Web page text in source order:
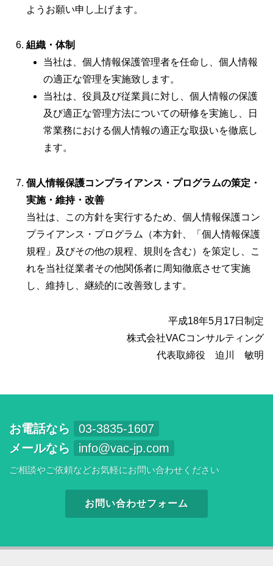
ようお願い申し上げます。
組織・体制
当社は、個人情報保護管理者を任命し、個人情報
の適正な管理を実施致します。
当社は、役員及び従業員に対し、個人情報の保護
及び適正な管理方法についての研修を実施し、日
常業務における個人情報の適正な取扱いを徹底し
ます。
個人情報保護コンプライアンス・プログラムの策定・
実施・維持・改善
当社は、この方針を実行するため、個人情報保護コン
プライアンス・プログラム（本方針、「個人情報保護
規程」及びその他の規程、規則を含む）を策定し、こ
れを当社従業者その他関係者に周知徹底させて実施
し、維持し、継続的に改善致します。
平成18年5月17日制定
株式会社VACコンサルティング
代表取締役 迫川 敏明
お電話なら
03-3835-1607
メールなら
info@vac-jp.com
ご相談やご依頼などお気軽にお問い合わせください
お問い合わせフォーム